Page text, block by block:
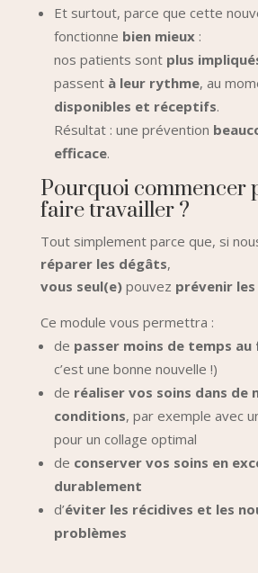
Et surtout, parce que cette
fonctionne bien mieux:
nos patients sont plus
passent à leur rythme, au
disponibles et réceptifs.
Résultat : une prévention
efficace.
Pourquoi commencer
faire travailler ?
Tout simplement parce que, si
réparer les dégâts,
vous seul(e)pouvez prévenir
Ce module vous permettra :
de passer moins de temps
c’est une bonne nouvelle !)
de réaliser vos soins dans de
conditions, par exemple avec
pour un collage optimal
de conserver vos soins en
durablement
d’éviter les récidives et les
problèmes